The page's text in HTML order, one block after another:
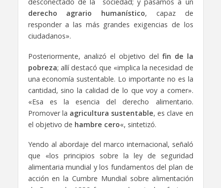
derecho agrario humanístico, capaz de
responder a las más grandes exigencias de los
ciudadanos».
Posteriormente, analizó el objetivo del fin de la
pobreza; allí destacó que «implica la necesidad de
una economía sustentable. Lo importante no es la
cantidad, sino la calidad de lo que voy a comer».
«Esa es la esencia del derecho alimentario.
Promover la agricultura sustentable, es clave en
el objetivo de hambre cero«, sintetizó.
Yendo al abordaje del marco internacional, señaló
que «los principios sobre la ley de seguridad
alimentaria mundial y los fundamentos del plan de
acción en la Cumbre Mundial sobre alimentación